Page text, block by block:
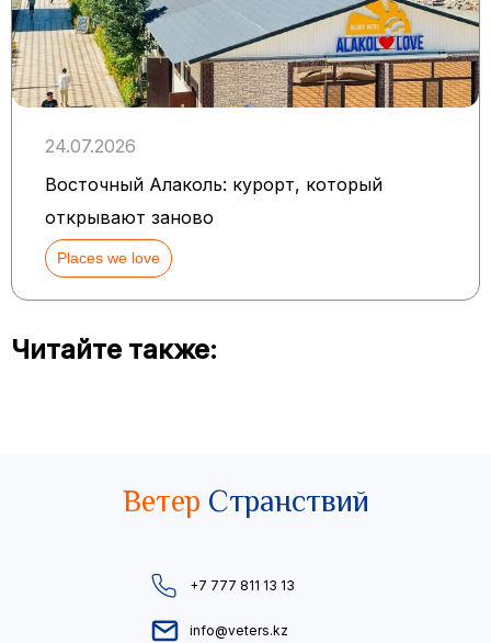
24.07.2026
Восточный Алаколь: курорт, который
открывают заново
Places we love
Читайте также:
Ветер Странствий
+7 777 811 13 13
info@veters.kz